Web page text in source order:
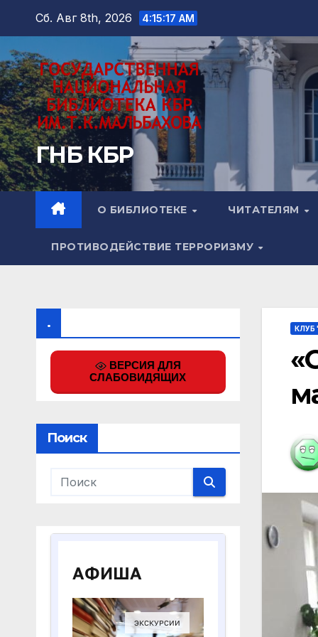
Перейти
содержимому
Сб. Авг 8th, 2026 4:15:19 AM
ГНБ КБР
О БИБЛИОТЕКЕ ЧИТАТЕЛЯМ
ПРОТИВОДЕЙСТВИЕ ТЕРРОРИЗМУ
.
ВЕРСИЯ ДЛЯ
СЛАБОВИДЯЩИХ
Поиск
КЛУБ